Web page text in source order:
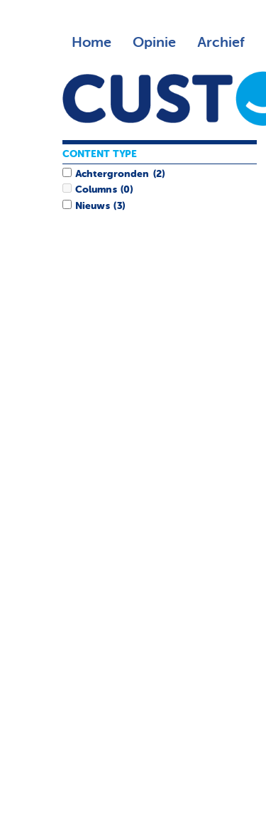
Home Opinie Archief
CONTENT TYPE
Achtergronden (2)
Columns (0)
Nieuws (3)